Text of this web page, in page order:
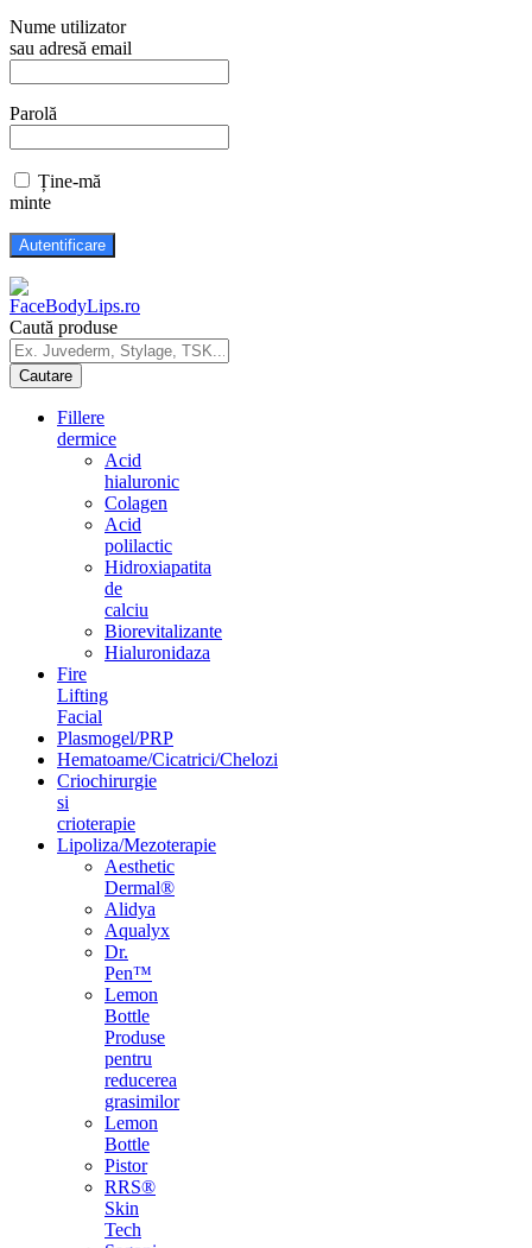
Nume utilizator
sau adresă email
Parolă
Ține-mă
minte
Caută produse
Fillere
dermice
Acid
hialuronic
Colagen
Acid
polilactic
Hidroxiapatita
de
calciu
Biorevitalizante
Hialuronidaza
Fire
Lifting
Facial
Plasmogel/PRP
Hematoame/Cicatrici/Chelozi
Criochirurgie
si
crioterapie
Lipoliza/Mezoterapie
Aesthetic
Dermal®
Alidya
Aqualyx
Dr.
Pen™
Lemon
Bottle
Produse
pentru
reducerea
grasimilor
Lemon
Bottle
Pistor
RRS®
Skin
Tech